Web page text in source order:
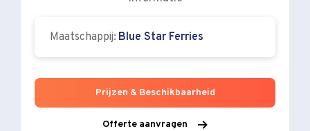
Maatschappij: Blue Star Ferries
Prijzen & Beschikbaarheid
Offerte aanvragen